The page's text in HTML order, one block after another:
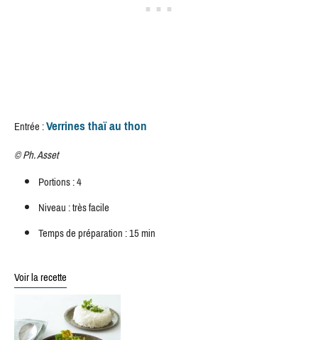
Entrée :Verrines thaï au thon
©Ph. Asset
Portions : 4
Niveau : très facile
Temps de préparation : 15 min
Voir la recette